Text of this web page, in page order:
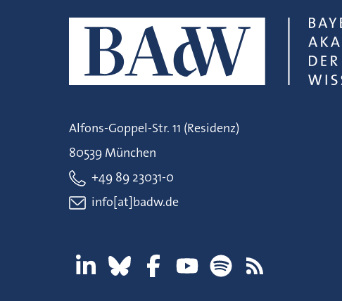
Alfons-Goppel-Str. 11 (Residenz)
80539 München
+49 89 23031-0
info[at]badw.de